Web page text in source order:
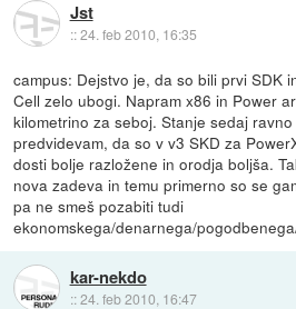
Jst
::24. feb 2010, 16:35
campus: Dejstvo je, da so bili prvi SDK
Cell zelo ubogi. Napram x86 in Power
kilometrino za seboj. Stanje sedaj
predvidevam, da so v v3 SKD za
dosti bolje razložene in orodja boljša.
nova zadeva in temu primerno so se
pa ne smeš pozabiti tudi
ekonomskega/denarnega/
kar-nekdo
::24. feb 2010, 16:47